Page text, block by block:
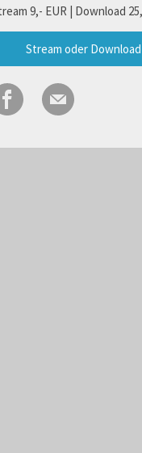
9,- EUR | Download
Stream oder Download